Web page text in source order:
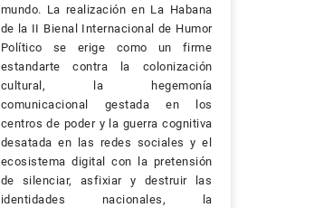
mundo. La realización en La Habana
de la II Bienal Internacional de Humor
Político se erige como un firme
estandarte contra la colonización
cultural, la hegemonía
comunicacional gestada en los
centros de poder y la guerra cognitiva
desatada en las redes sociales y el
ecosistema digital con la pretensión
de silenciar, asfixiar y destruir las
identidades nacionales, la